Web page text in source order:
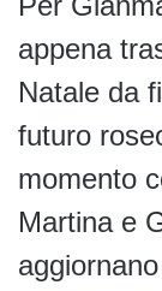
appena
Natale da
futuro
momento
Martina e